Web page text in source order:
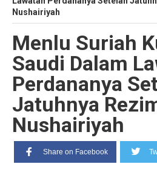
Nushairiyah
Menlu Suriah
Saudi Dalam
Perdananya
Jatuhnya
Nushairiyah
Share on Facebook